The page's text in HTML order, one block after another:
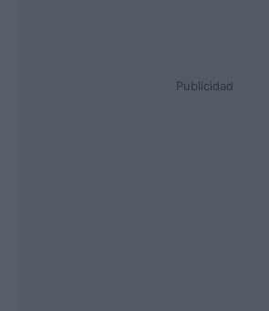
Publicidad